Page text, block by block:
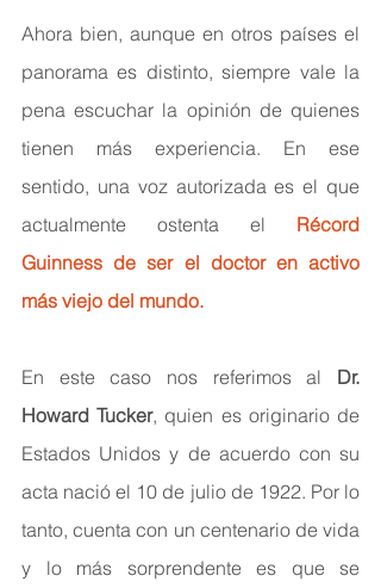
Ahora bien, aunque en otros países el
panorama es distinto, siempre vale la
pena escuchar la opinión de quienes
tienen más experiencia. En ese
sentido, una voz autorizada es el que
actualmente ostenta el
Récord
Guinness de ser el doctor en activo
más viejo del mundo.
En este caso nos referimos al Dr.
Howard Tucker, quien es originario de
Estados Unidos y de acuerdo con su
acta nació el 10 de julio de 1922. Por lo
tanto, cuenta con un centenario de vida
y lo más sorprendente es que se